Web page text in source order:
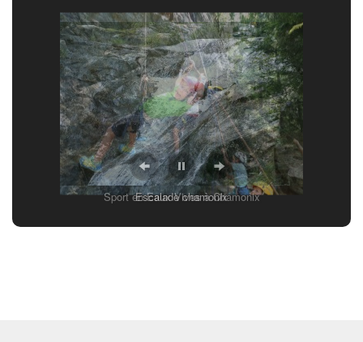
Escalade chamonix
Sport en Eaux Vives à Chamonix